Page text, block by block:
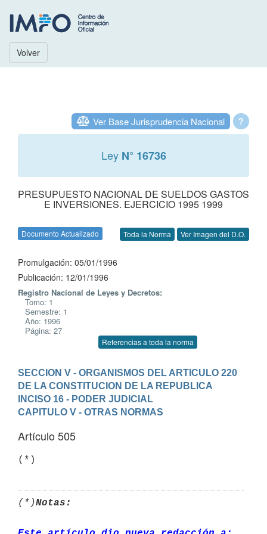
Volver
?
Ver Base Jurisprudencia Nacional
Ley N° 16736
PRESUPUESTO NACIONAL DE SUELDOS GASTOS
E INVERSIONES. EJERCICIO 1995 1999
Documento Actualizado Toda la Norma Ver Imagen del D.O.
Promulgación: 05/01/1996
Publicación: 12/01/1996
Registro Nacional de Leyes y Decretos:
Tomo: 1
Semestre: 1
Año: 1996
Página: 27
Referencias a toda la norma
SECCION V - ORGANISMOS DEL ARTICULO 220
DE LA CONSTITUCION DE LA REPUBLICA
INCISO 16 - PODER JUDICIAL
CAPITULO V - OTRAS NORMAS
Artículo 505
(*)Notas: